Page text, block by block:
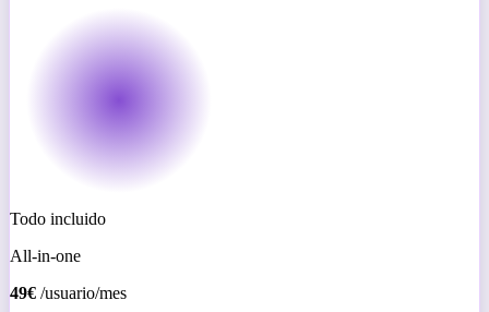
Todo incluido
All-in-one
49€ /usuario/mes